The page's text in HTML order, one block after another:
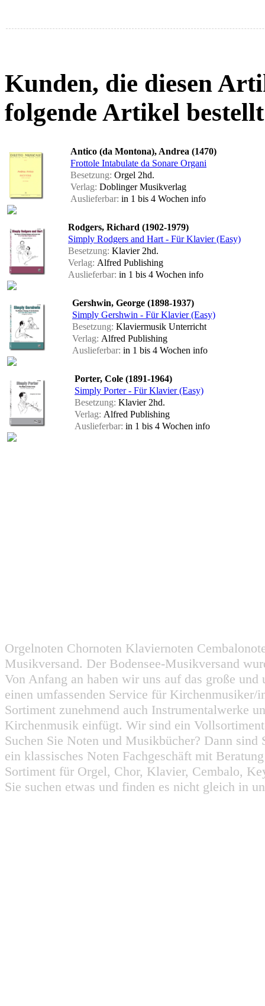
Kunden, die diesen
folgende Artikel
Antico (da Montona), Andrea (1470)
Frottole Intabulate da Sonare Organi
Besetzung: Orgel 2hd.
Verlag: Doblinger Musikverlag
Auslieferbar: in 1 bis 4 Wochen info
Rodgers, Richard (1902-1979)
Simply Rodgers and Hart - Für Klavier (Easy)
Besetzung: Klavier 2hd.
Verlag: Alfred Publishing
Auslieferbar: in 1 bis 4 Wochen info
Gershwin, George (1898-1937)
Simply Gershwin - Für Klavier (Easy)
Besetzung: Klaviermusik Unterricht
Verlag: Alfred Publishing
Auslieferbar: in 1 bis 4 Wochen info
Porter, Cole (1891-1964)
Simply Porter - Für Klavier (Easy)
Besetzung: Klavier 2hd.
Verlag: Alfred Publishing
Auslieferbar: in 1 bis 4 Wochen info
Orgelnoten Chornoten Klaviernoten
Musikversand. Der Bodensee-Musikversand
Von Anfang an haben wir uns auf das große
einen umfassenden Service für
Sortiment zunehmend auch Instrumentalwerke
Kirchenmusik einfügt. Wir sind ein
Suchen Sie Noten und Musikbücher? Dann
ein klassisches Noten Fachgeschäft mit
Sortiment für Orgel, Chor, Klavier, Cembalo,
Sie suchen etwas und finden es nicht gleich in